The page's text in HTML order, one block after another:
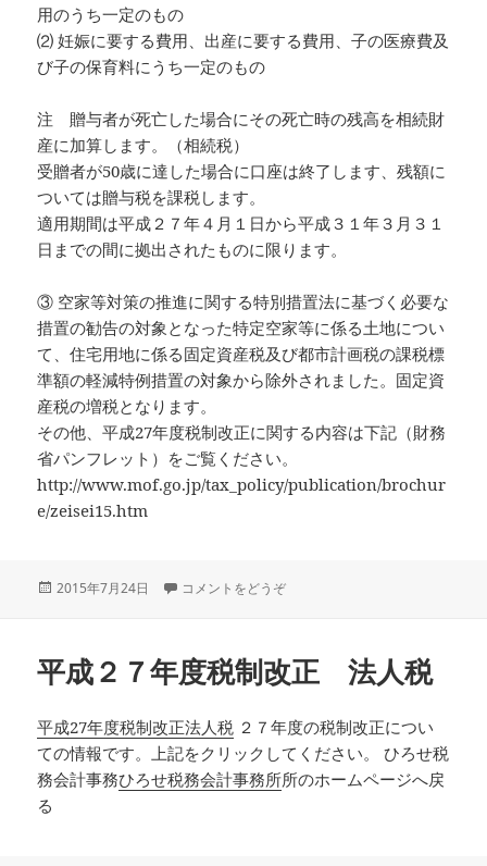
用のうち一定のもの
⑵ 妊娠に要する費用、出産に要する費用、子の医療費及
び子の保育料にうち一定のもの
注 贈与者が死亡した場合にその死亡時の残高を相続財
産に加算します。（相続税）
受贈者が50歳に達した場合に口座は終了します、残額に
ついては贈与税を課税します。
適用期間は平成２７年４月１日から平成３１年３月３１
日までの間に拠出されたものに限ります。
③ 空家等対策の推進に関する特別措置法に基づく必要な
措置の勧告の対象となった特定空家等に係る土地につい
て、住宅用地に係る固定資産税及び都市計画税の課税標
準額の軽減特例措置の対象から除外されました。固定資
産税の増税となります。
その他、平成27年度税制改正に関する内容は下記（財務
省パンフレット）をご覧ください。
http://www.mof.go.jp/tax_policy/publication/brochur
e/zeisei15.htm
投
2015年7月24日 コメントをどうぞ
平成２７年度税制改正 法人税
平成27年度税制改正法人税 ２７年度の税制改正につい
ての情報です。上記をクリックしてください。 ひろせ税
務会計事務ひろせ税務会計事務所所のホームページへ戻
る